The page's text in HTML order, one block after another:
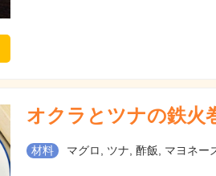
オクラとツナの鉄火
材料 マグロ, ツナ, 酢飯, マヨネー